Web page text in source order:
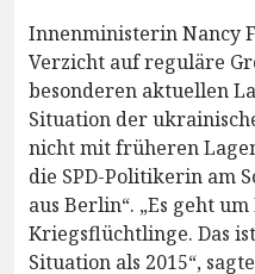
Innenministerin Nancy
Verzicht auf reguläre
besonderen aktuellen
Situation der
nicht mit früheren
die SPD-Politikerin am
aus Berlin“. „Es geht
Kriegsflüchtlinge. Das
Situation als 2015“,